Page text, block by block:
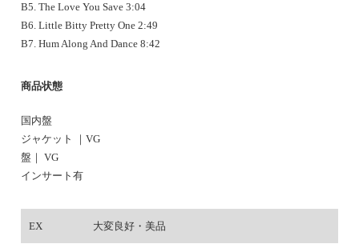
B5. The Love You Save 3:04
B6. Little Bitty Pretty One 2:49
B7. Hum Along And Dance 8:42
商品状態
国内盤
ジャケット ｜VG
盤｜ VG
インサート有
EX 大変良好・美品